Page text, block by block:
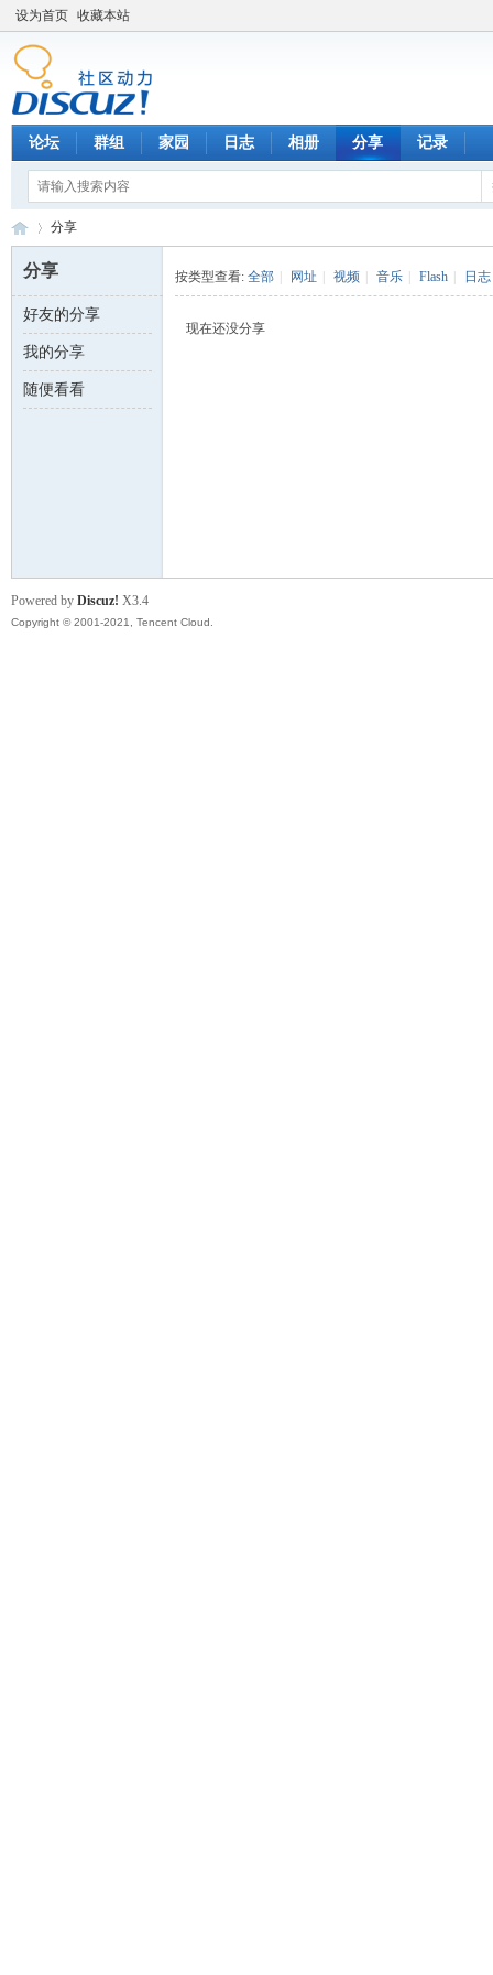
设为首页 收藏本站
论坛 群组 家园 日志 相册 分享 记录
数 ›
分享
分享
好友的分享
我的分享
随便看看
按类型查看: 全部 网址 视频 音乐 Flash 日志
现在还没分享
Powered by Discuz! X3.4
Copyright © 2001-2021, Tencent Cloud.